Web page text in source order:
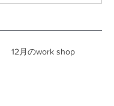
12月のwork shop